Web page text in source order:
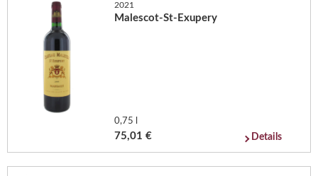
2021
Malescot-St-Exupery
0,75 l
75,01 € Details